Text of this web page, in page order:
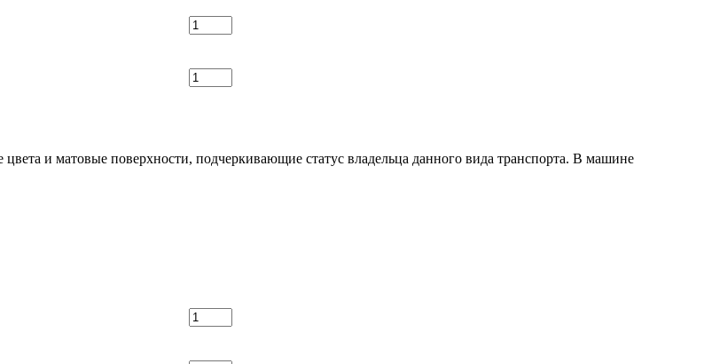
и матовые поверхности, подчеркивающие статус владельца данного вида транспорта. В машине